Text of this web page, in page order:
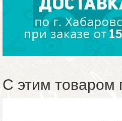
С этим товаром